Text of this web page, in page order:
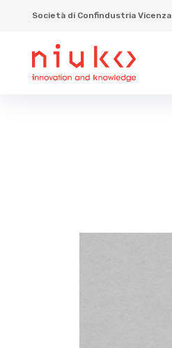
Società di Confindustria Vicenza